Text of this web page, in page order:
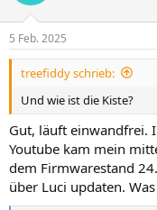
5 Feb. 2025
treefiddy schrieb:
Und wie ist die Kiste?
Gut, läuft einwandfrei.
Youtube kam mein
dem Firmwarestand
über Luci updaten.